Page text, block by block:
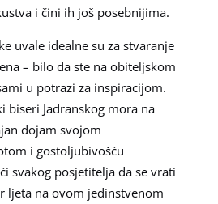
i čini ih još posebnijima.
uvale idealne su za stvaranje
– bilo da ste na obiteljskom
u potrazi za inspiracijom.
biseri Jadranskog mora na
dojam svojom
i gostoljubivošću
svakog posjetitelja da se vrati
ljeta na ovom jedinstvenom